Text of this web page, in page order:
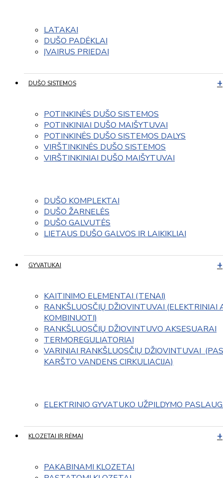
LATAKAI
DUŠO PADĖKLAI
ĮVAIRUS PRIEDAI
DUŠO SISTEMOS
POTINKINĖS DUŠO SISTEMOS
POTINKINIAI DUŠO MAIŠYTUVAI
POTINKINĖS DUŠO SISTEMOS DALYS
VIRŠTINKINĖS DUŠO SISTEMOS
VIRŠTINKINIAI DUŠO MAIŠYTUVAI
DUŠO KOMPLEKTAI
DUŠO ŽARNELĖS
DUŠO GALVUTĖS
LIETAUS DUŠO GALVOS IR LAIKIKLIAI
GYVATUKAI
KAITINIMO ELEMENTAI (TENAI)
RANKŠLUOSČIŲ DŽIOVINTUVAI (ELEKTRINIAI
KOMBINUOTI)
RANKŠLUOSČIŲ DŽIOVINTUVO AKSESUARAI
TERMOREGULIATORIAI
VARINIAI RANKŠLUOSČIŲ DŽIOVINTUVAI
KARŠTO VANDENS CIRKULIACIJA)
ELEKTRINIO GYVATUKO UŽPILDYMO
KLOZETAI IR RĖMAI
PAKABINAMI KLOZETAI